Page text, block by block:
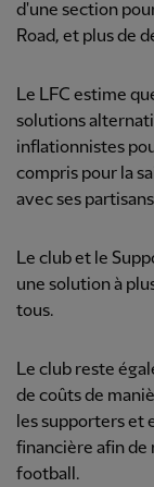
d'une section
Road, et plus de
Le LFC estime
solutions
inflationnistes
compris pour la
avec ses
Le club et le
une solution à
tous.
Le club reste
de coûts de
les supporters et
financière afin de
football.